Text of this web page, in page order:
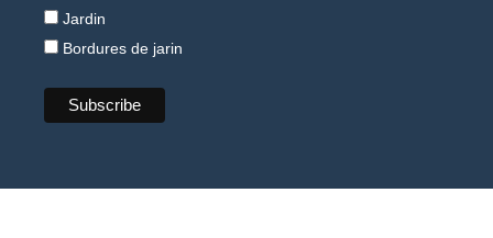
Jardin
Bordures de jarin